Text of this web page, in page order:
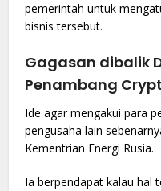
pemerintah untuk
bisnis tersebut.
Gagasan dibalik
Penambang
Ide agar mengakui para
pengusaha lain
Kementrian Energi Rusia.
Ia berpendapat kalau hal